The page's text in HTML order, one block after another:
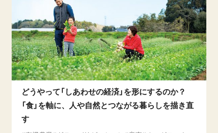
どうやって「しあわせの経済」を形にするのか？
「食」を軸に、人や自然とつながる暮らしを描き直
す